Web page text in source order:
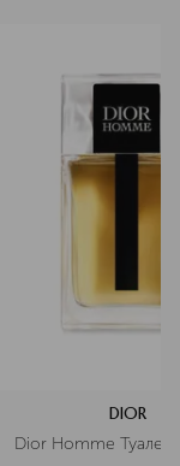
DIOR
Dior Homme